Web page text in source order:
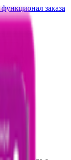
заказа